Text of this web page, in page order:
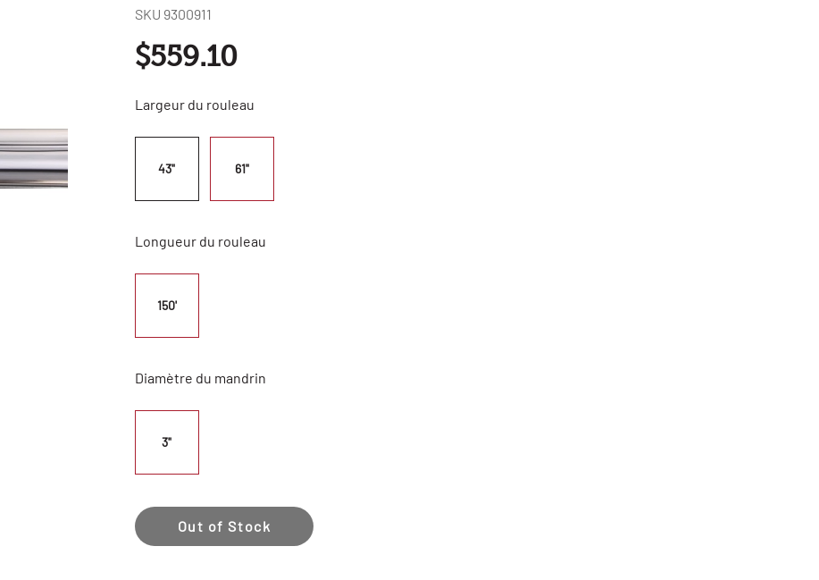
SKU 9300911
$559.10
Largeur du rouleau
43" 61"
Longueur du rouleau
150'
Diamètre du mandrin
3"
Out of Stock